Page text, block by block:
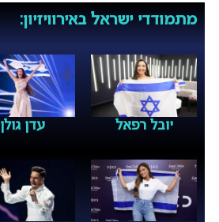
מתמודדי ישראל באירוויזיון:
יובל רפאל עדן גולן